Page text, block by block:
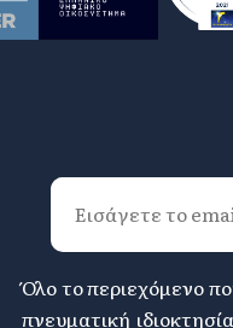
Όλο το περιεχόμενο
πνευματική